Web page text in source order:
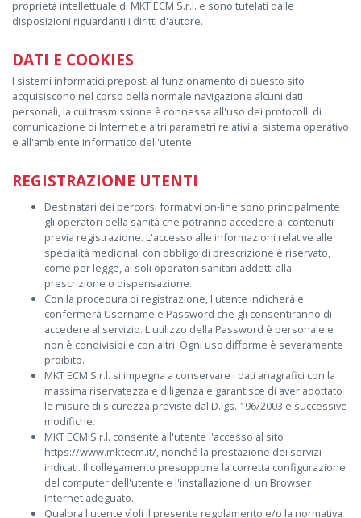
proprietà intellettuale di MKT ECM S.r.l. e sono tutelati dalle
disposizioni riguardanti i diritti d'autore.
DATI E COOKIES
I sistemi informatici preposti al funzionamento di questo sito
acquisiscono nel corso della normale navigazione alcuni dati
personali, la cui trasmissione è connessa all'uso dei protocolli di
comunicazione di Internet e altri parametri relativi al sistema operativo
e all'ambiente informatico dell'utente.
REGISTRAZIONE UTENTI
Destinatari dei percorsi formativi on-line sono principalmente
gli operatori della sanità che potranno accedere ai contenuti
previa registrazione. L'accesso alle informazioni relative alle
specialità medicinali con obbligo di prescrizione è riservato,
come per legge, ai soli operatori sanitari addetti alla
prescrizione o dispensazione.
Con la procedura di registrazione, l'utente indicherà e
confermerà Username e Password che gli consentiranno di
accedere al servizio. L'utilizzo della Password è personale e
non è condivisibile con altri. Ogni uso difforme è severamente
proibito.
MKT ECM S.r.l. si impegna a conservare i dati anagrafici con la
massima riservatezza e diligenza e garantisce di aver adottato
le misure di sicurezza previste dal D.lgs. 196/2003 e successive
modifiche.
MKT ECM S.r.l. consente all'utente l'accesso al sito
https://www.mktecm.it/, nonché la prestazione dei servizi
indicati. Il collegamento presuppone la corretta configurazione
del computer dell'utente e l'installazione di un Browser
Internet adeguato.
Qualora l'utente vìoli il presente regolamento e/o la normativa